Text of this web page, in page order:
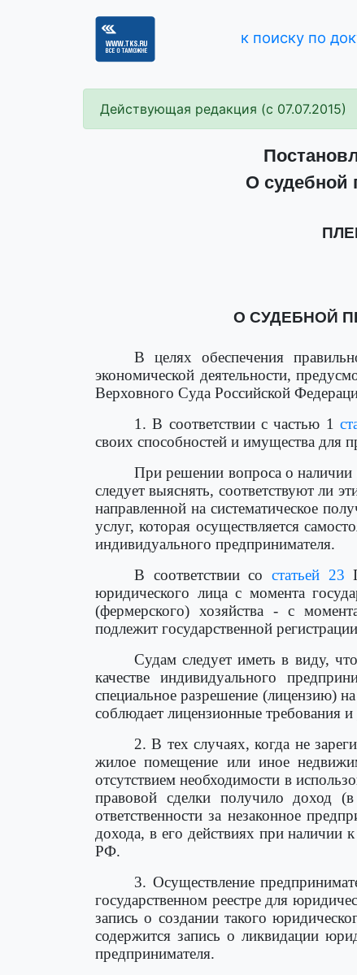
к поиску по
Действующая редакция (с 07.07.2015)
О судебной
О СУДЕБНОЙ
В целях обеспечения
экономической деятельности,
Верховного Суда Российской
1. В соответствии с частью 1
своих способностей и имущества для
При решении вопроса о наличии
следует выяснять, соответствуют ли
направленной на систематическое
услуг, которая осуществляется
индивидуального предпринимателя.
В соответствии состатьей 23
юридического лица с момента
(фермерского) хозяйства - с
подлежит государственной регистрации
Судам следует иметь в виду,
качестве индивидуального
специальное разрешение (лицензию)
соблюдает лицензионные требования и
2. В тех случаях, когда не
жилое помещение или иное
отсутствием необходимости в
правовой сделки получило доход
ответственности за незаконное
дохода, в его действиях при наличии
РФ.
3. Осуществление
государственном реестре для
запись о создании такого
содержится запись о ликвидации
предпринимателя.